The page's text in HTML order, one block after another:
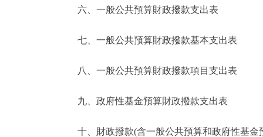
ENGLISH
六、一般公共預算財政撥款支出表
七、一般公共預算財政撥款基本支出表
八、一般公共預算財政撥款項目支出表
九、政府性基金預算財政撥款支出表
十、財政撥款(含一般公共預算和政府性基金